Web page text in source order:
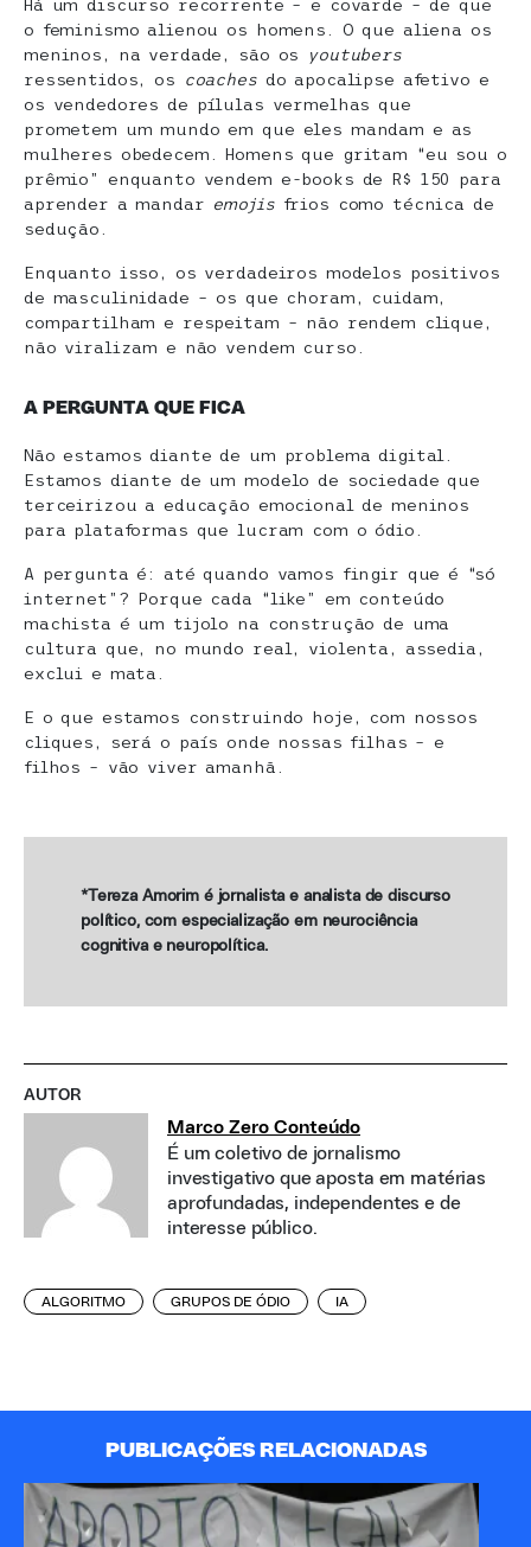
Há um discurso recorrente – e covarde – de que
o feminismo alienou os homens. O que aliena os
meninos, na verdade, são os
youtubers
ressentidos, os
coachesdo apocalipse afetivo e
os vendedores de pílulas vermelhas que
prometem um mundo em que eles mandam e as
mulheres obedecem. Homens que gritam “eu sou o
prêmio” enquanto vendem e-books de R$ 150 para
aprender a mandar emojisfrios como técnica de
sedução.
Enquanto isso, os verdadeiros modelos positivos
de masculinidade – os que choram, cuidam,
compartilham e respeitam – não rendem clique,
não viralizam e não vendem curso.
A PERGUNTA QUE FICA
Não estamos diante de um problema digital.
Estamos diante de um modelo de sociedade que
terceirizou a educação emocional de meninos
para plataformas que lucram com o ódio.
A pergunta é: até quando vamos fingir que é “só
internet”? Porque cada “like” em conteúdo
machista é um tijolo na construção de uma
cultura que, no mundo real, violenta, assedia,
exclui e mata.
E o que estamos construindo hoje, com nossos
cliques, será o país onde nossas filhas – e
filhos – vão viver amanhã.
*Tereza Amorim é jornalista e analista de discurso
político, com especialização em neurociência
cognitiva e neuropolítica.
AUTOR
Marco Zero Conteúdo
É um coletivo de jornalismo
investigativo que aposta em matérias
aprofundadas, independentes e de
interesse público.
ALGORITMO GRUPOS DE ÓDIO IA
PUBLICAÇÕES RELACIONADAS